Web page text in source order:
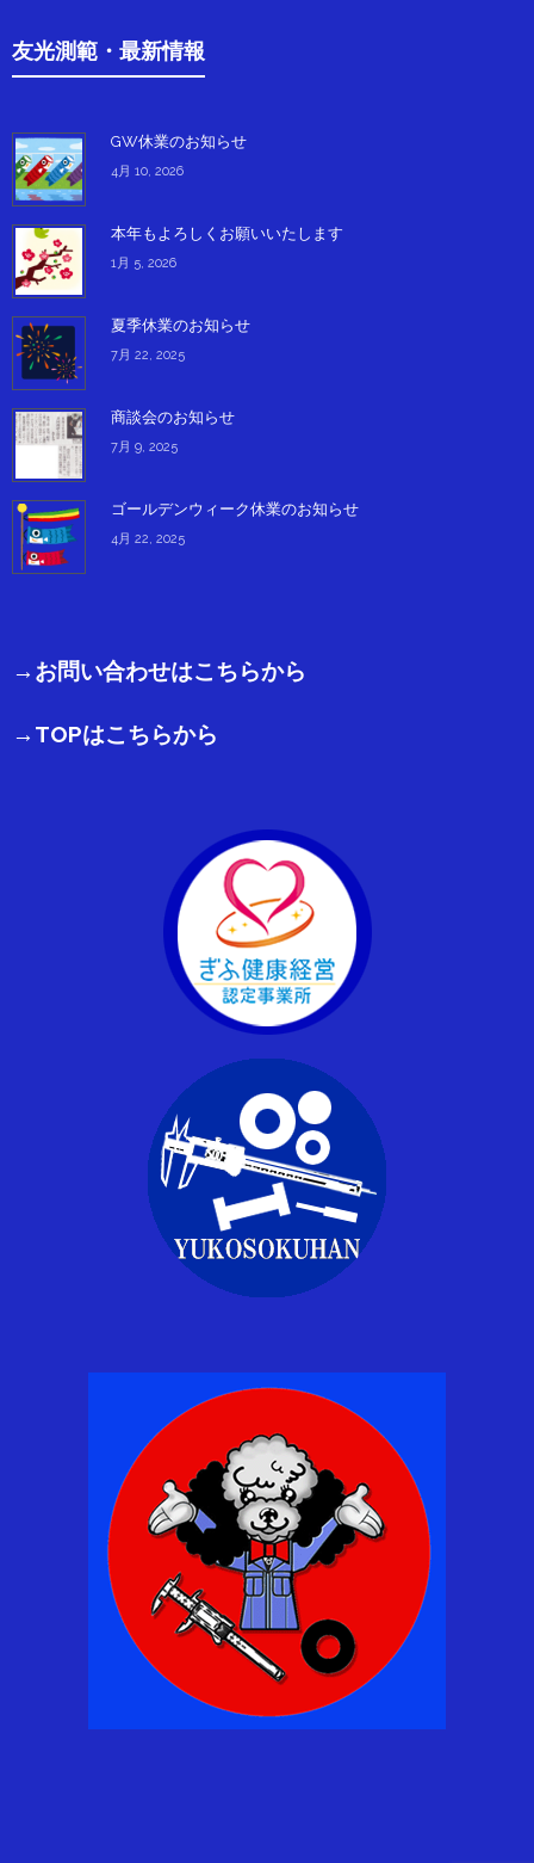
友光測範・最新情報
GW休業のお知らせ
4月 10, 2026
本年もよろしくお願いいたします
1月 5, 2026
夏季休業のお知らせ
7月 22, 2025
商談会のお知らせ
7月 9, 2025
ゴールデンウィーク休業のお知らせ
4月 22, 2025
→お問い合わせはこちらから
→TOPはこちらから